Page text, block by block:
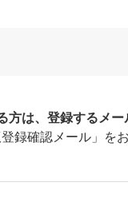
は、登録するメー
録確認メール」を